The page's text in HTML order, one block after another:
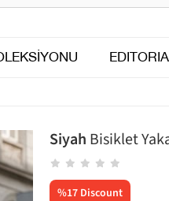
Siyah Bisiklet
%17 Discount